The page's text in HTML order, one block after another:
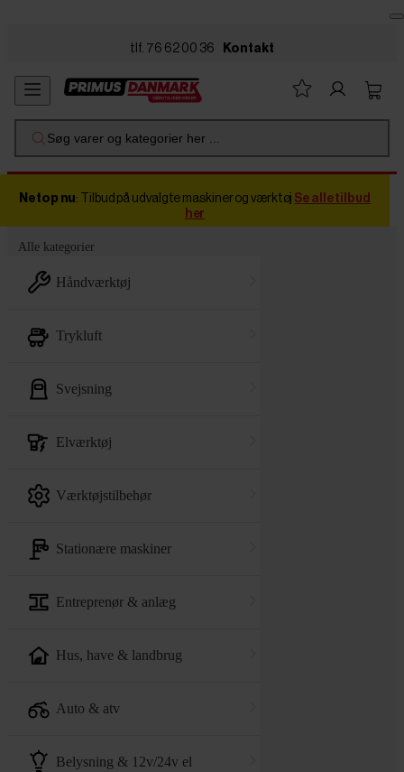
tlf. 76 62 00 36 Kontakt
Søg varer og kategorier her ...
Netop nu: Tilbud på udvalgte maskiner og værktøj Se alle tilbud
her
Alle kategorier
håndværktøj
trykluft
svejsning
elværktøj
værktøjstilbehør
stationære maskiner
entreprenør & anlæg
hus, have & landbrug
auto & atv
belysning & 12v/24v el